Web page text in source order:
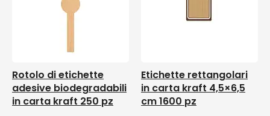
Rotolo di etichette
adesive biodegradabili
in carta kraft 250 pz
Etichette rettangolari
in carta kraft 4,5×6,5
cm 1600 pz